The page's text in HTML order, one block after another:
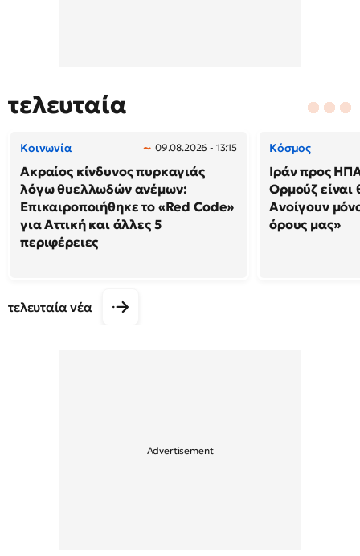
τελευταία
Κοινωνία 09.08.2026 - 13:15
Ακραίος κίνδυνος πυρκαγιάς
λόγω θυελλωδών ανέμων:
Επικαιροποιήθηκε το «Red Code»
για Αττική και άλλες 5
περιφέρειες
Κόσμος
Ιράν προς
Ορμούζ είναι
Ανοίγουν
όρους μας»
τελευταία νέα